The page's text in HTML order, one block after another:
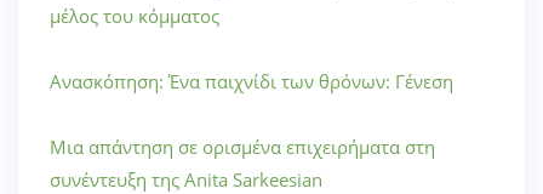
μέλος του κόμματος
Ανασκόπηση: Ένα παιχνίδι των θρόνων: Γένεση
Μια απάντηση σε ορισμένα επιχειρήματα στη
συνέντευξη της Anita Sarkeesian